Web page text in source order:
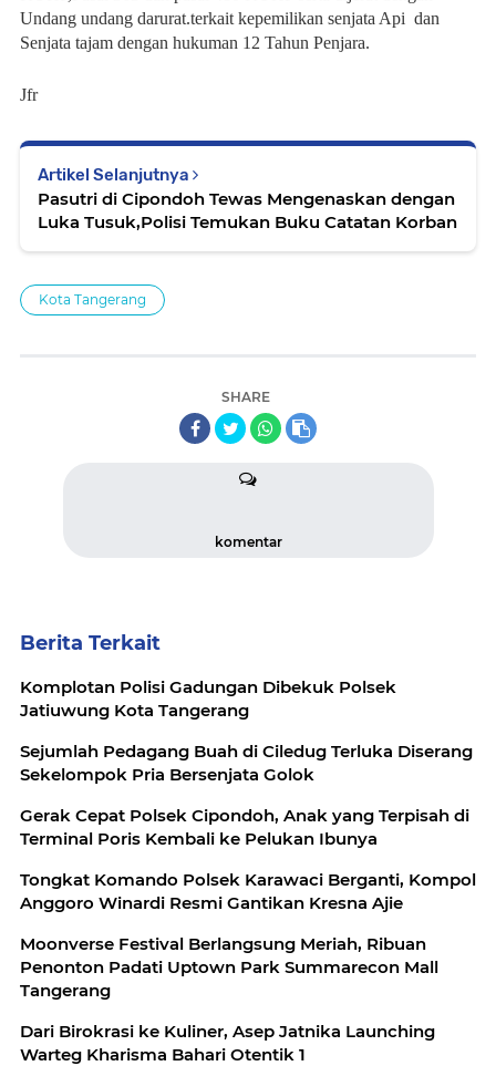
Undang undang darurat.terkait kepemilikan senjata Api dan
Senjata tajam dengan hukuman 12 Tahun Penjara.
Jfr
Artikel Selanjutnya
Pasutri di Cipondoh Tewas Mengenaskan dengan
Luka Tusuk,Polisi Temukan Buku Catatan Korban
Kota Tangerang
SHARE
komentar
Berita Terkait
Komplotan Polisi Gadungan Dibekuk Polsek
Jatiuwung Kota Tangerang
Sejumlah Pedagang Buah di Ciledug Terluka Diserang
Sekelompok Pria Bersenjata Golok
Gerak Cepat Polsek Cipondoh, Anak yang Terpisah di
Terminal Poris Kembali ke Pelukan Ibunya
Tongkat Komando Polsek Karawaci Berganti, Kompol
Anggoro Winardi Resmi Gantikan Kresna Ajie
Moonverse Festival Berlangsung Meriah, Ribuan
Penonton Padati Uptown Park Summarecon Mall
Tangerang
Dari Birokrasi ke Kuliner, Asep Jatnika Launching
Warteg Kharisma Bahari Otentik 1